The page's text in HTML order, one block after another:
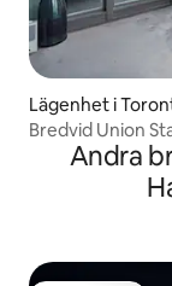
Lägenhet i
Bredvid Union
Andra